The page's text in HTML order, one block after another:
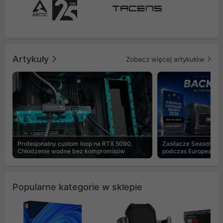
Artykuły Zobacz więcej artykułów
Profesjonalny custom loop na RTX 5090.
Chłodzenie wodne bez kompromisów
Zasilacze Seasonic
podczas European
Popularne kategorie w sklepie